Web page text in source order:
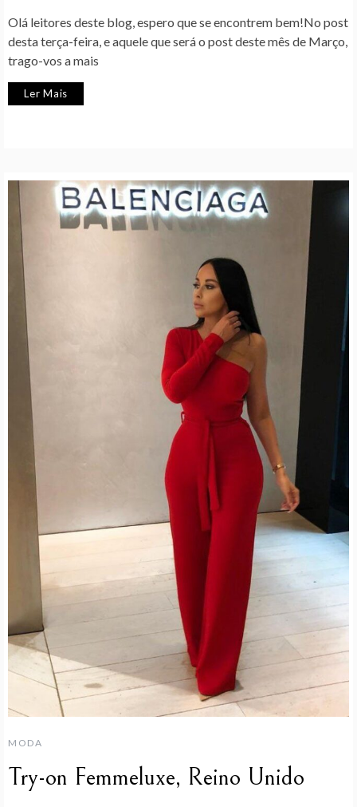
Olá leitores deste blog, espero que se encontrem bem!No post
desta terça-feira, e aquele que será o post deste mês de Março,
trago-vos a mais
Ler Mais
MODA
Try-on Femmeluxe, Reino Unido